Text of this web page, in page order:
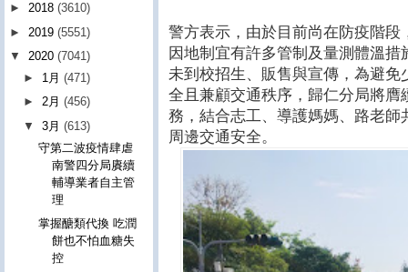
警方表示，由於目前尚在防疫階
因地制宜有許多管制及量測體溫
未到校招生、販售與宣傳，為避
全且兼顧交通秩序，歸仁分局將
務，結合志工、導護媽媽、路老
周邊交通安全。
► 2018 (3610)
► 2019 (5551)
▼ 2020 (7041)
► 1月(471)
►2月(456)
▼3月(613)
守第二波疫情肆虐
南警四分局賡續
輔導業者自主管
理
掌握醣類代換 吃潤
餅也不怕血糖失
控